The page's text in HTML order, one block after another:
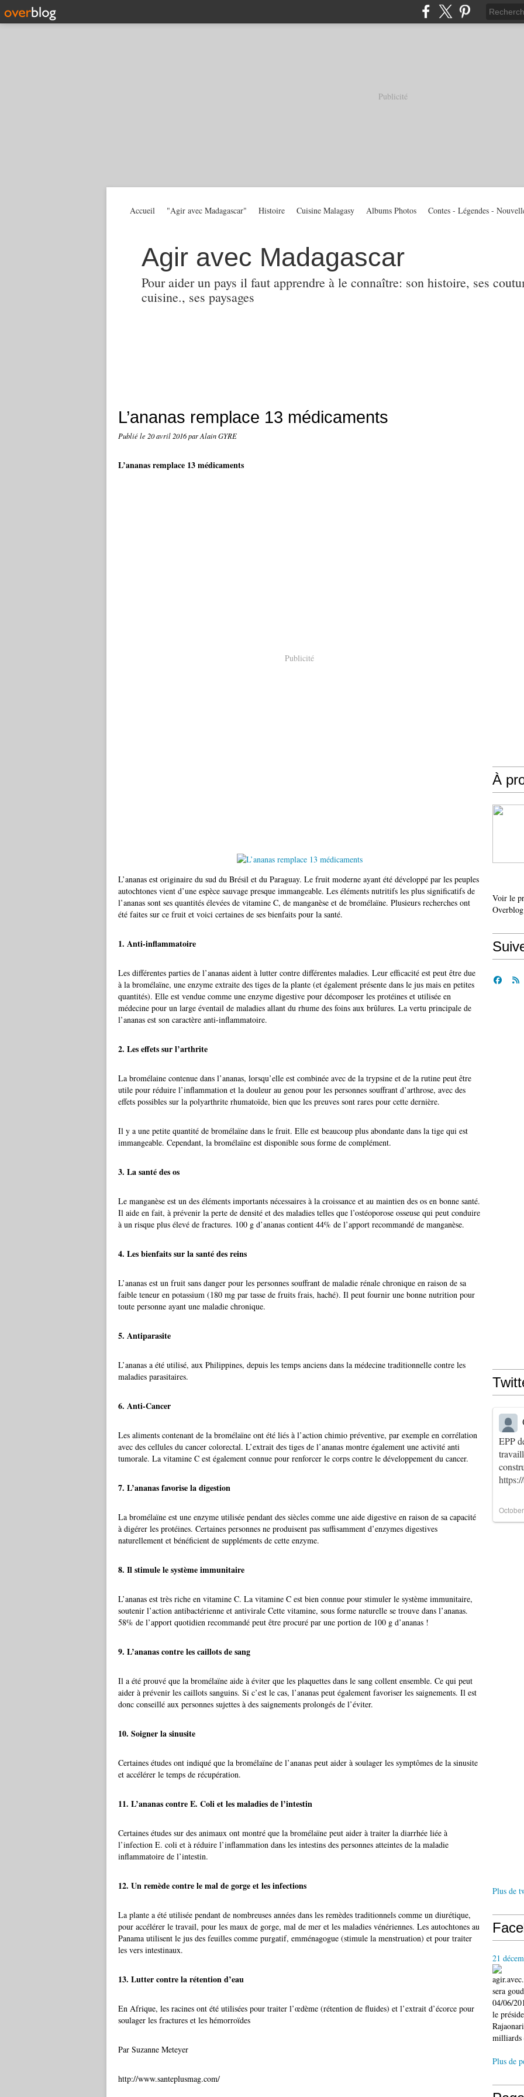
Publicité
Agir avec Madagascar
Pour aider un pays il faut apprendre à le connaître: son histoire, ses
cuisine., ses paysages
Accueil "Agir avec Madagascar" Histoire Cuisine Malagasy Albums Photos Contes - Légendes -
L’ananas remplace 13 médicaments
Publié le 20 avril 2016par Alain GYRE
L’ananas remplace 13 médicaments
Publicité
L’ananas est originaire du sud du Brésil et du Paraguay. Le fruit moderne ayant été développé par les peuples
autochtones vient d’une espèce sauvage presque immangeable. Les éléments nutritifs les plus significatifs de
l’ananas sont ses quantités élevées de vitamine C, de manganèse et de bromélaïne. Plusieurs recherches ont
été faites sur ce fruit et voici certaines de ses bienfaits pour la santé.
1. Anti-inflammatoire
Les différentes parties de l’ananas aident à lutter contre différentes maladies. Leur efficacité est peut être due
à la bromélaïne, une enzyme extraite des tiges de la plante (et également présente dans le jus mais en petites
quantités). Elle est vendue comme une enzyme digestive pour décomposer les protéines et utilisée en
médecine pour un large éventail de maladies allant du rhume des foins aux brûlures. La vertu principale de
l’ananas est son caractère anti-inflammatoire.
2. Les effets sur l’arthrite
La bromélaine contenue dans l’ananas, lorsqu’elle est combinée avec de la trypsine et de la rutine peut être
utile pour réduire l’inflammation et la douleur au genou pour les personnes souffrant d’arthrose, avec des
effets possibles sur la polyarthrite rhumatoïde, bien que les preuves sont rares pour cette dernière.
Il y a une petite quantité de bromélaïne dans le fruit. Elle est beaucoup plus abondante dans la tige qui est
immangeable. Cependant, la bromélaïne est disponible sous forme de complément.
3. La santé des os
Le manganèse est un des éléments importants nécessaires à la croissance et au maintien des os en bonne santé.
Il aide en fait, à prévenir la perte de densité et des maladies telles que l’ostéoporose osseuse qui peut conduire
à un risque plus élevé de fractures. 100 g d’ananas contient 44% de l’apport recommandé de manganèse.
4. Les bienfaits sur la santé des reins
L’ananas est un fruit sans danger pour les personnes souffrant de maladie rénale chronique en raison de sa
faible teneur en potassium (180 mg par tasse de fruits frais, haché). Il peut fournir une bonne nutrition pour
toute personne ayant une maladie chronique.
5. Antiparasite
L’ananas a été utilisé, aux Philippines, depuis les temps anciens dans la médecine traditionnelle contre les
maladies parasitaires.
6. Anti-Cancer
Les aliments contenant de la bromélaïne ont été liés à l’action chimio préventive, par exemple en corrélation
avec des cellules du cancer colorectal. L’extrait des tiges de l’ananas montre également une activité anti
tumorale. La vitamine C est également connue pour renforcer le corps contre le développement du cancer.
7. L’ananas favorise la digestion
La bromélaïne est une enzyme utilisée pendant des siècles comme une aide digestive en raison de sa capacité
à digérer les protéines. Certaines personnes ne produisent pas suffisamment d’enzymes digestives
naturellement et bénéficient de suppléments de cette enzyme.
8. Il stimule le système immunitaire
L’ananas est très riche en vitamine C. La vitamine C est bien connue pour stimuler le système immunitaire,
soutenir l’action antibactérienne et antivirale Cette vitamine, sous forme naturelle se trouve dans l’ananas.
58% de l’apport quotidien recommandé peut être procuré par une portion de 100 g d’ananas !
9. L’ananas contre les caillots de sang
Il a été prouvé que la bromélaïne aide à éviter que les plaquettes dans le sang collent ensemble. Ce qui peut
aider à prévenir les caillots sanguins. Si c’est le cas, l’ananas peut également favoriser les saignements. Il est
donc conseillé aux personnes sujettes à des saignements prolongés de l’éviter.
10. Soigner la sinusite
Certaines études ont indiqué que la bromélaïne de l’ananas peut aider à soulager les symptômes de la sinusite
et accélérer le temps de récupération.
11. L’ananas contre E. Coli et les maladies de l’intestin
Certaines études sur des animaux ont montré que la bromélaïne peut aider à traiter la diarrhée liée à
l’infection E. coli et à réduire l’inflammation dans les intestins des personnes atteintes de la maladie
inflammatoire de l’intestin.
12. Un remède contre le mal de gorge et les infections
La plante a été utilisée pendant de nombreuses années dans les remèdes traditionnels comme un diurétique,
pour accélérer le travail, pour les maux de gorge, mal de mer et les maladies vénériennes. Les autochtones au
Panama utilisent le jus des feuilles comme purgatif, emménagogue (stimule la menstruation) et pour traiter
les vers intestinaux.
13. Lutter contre la rétention d’eau
En Afrique, les racines ont été utilisées pour traiter l’œdème (rétention de fluides) et l’extrait d’écorce pour
soulager les fractures et les hémorroïdes
Par Suzanne Meteyer
http://www.santeplusmag.com/
À
Voir le
Overblog
EPP
Plus de
21
sera
04/06/
le
milliards
Plus de